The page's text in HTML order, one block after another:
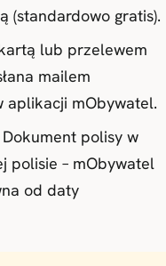
(standardowo gratis).
lub przelewem
mailem
aplikacji mObywatel.
polisy w
polisie – mObywatel
od daty